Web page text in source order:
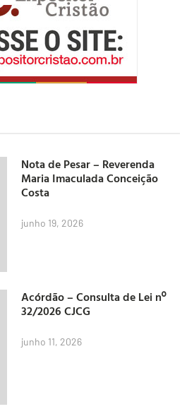
Nota de Pesar – Reverenda
Maria Imaculada Conceição
Costa
junho 19, 2026
Acórdão – Consulta de Lei nº
32/2026 CJCG
junho 11, 2026